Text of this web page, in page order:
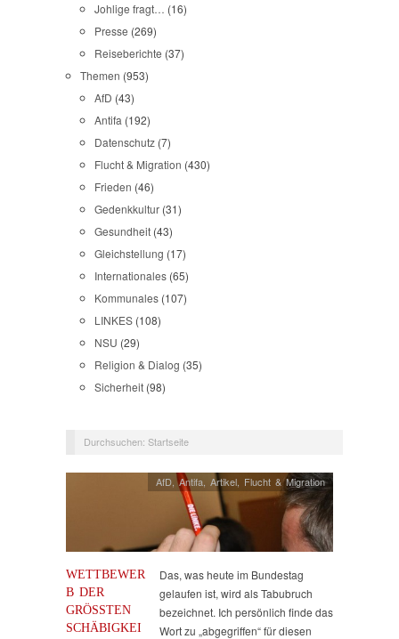
Johlige fragt… (16)
Presse (269)
Reiseberichte (37)
Themen (953)
AfD (43)
Antifa (192)
Datenschutz (7)
Flucht & Migration (430)
Frieden (46)
Gedenkkultur (31)
Gesundheit (43)
Gleichstellung (17)
Internationales (65)
Kommunales (107)
LINKES (108)
NSU (29)
Religion & Dialog (35)
Sicherheit (98)
Durchsuchen: Startseite
WETTBEWER
B DER
GRÖSSTEN S
CHÄBIGKEIT
AfD ,Antifa ,Artikel Flucht & Migration
Das, was heute im Bundestag
gelaufen ist, wird als Tabubruch
bezeichnet. Ich persönlich finde das
Wort zu „abgegriffen“ für diesen